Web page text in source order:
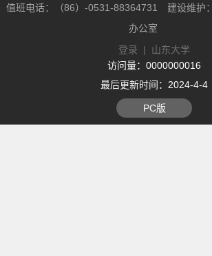
值班电话：（86）-0531-88364731 建设维护
办公室
登录 | 山东大学
访问量： 0000000016
最后更新时间： 2024-4-4
PC版